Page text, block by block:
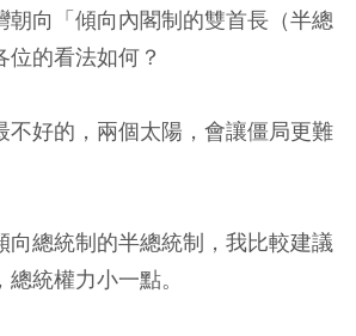
朝向「傾向內閣制的雙首長（半總
的看法如何？
不好的，兩個太陽，會讓僵局更難
向總統制的半總統制，我比較建議
統權力小一點。